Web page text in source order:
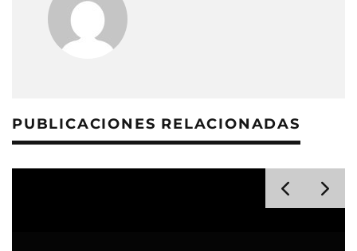
PUBLICACIONES RELACIONADAS